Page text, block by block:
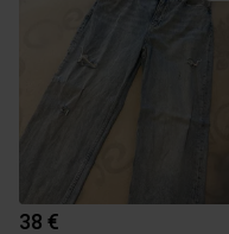
38 €